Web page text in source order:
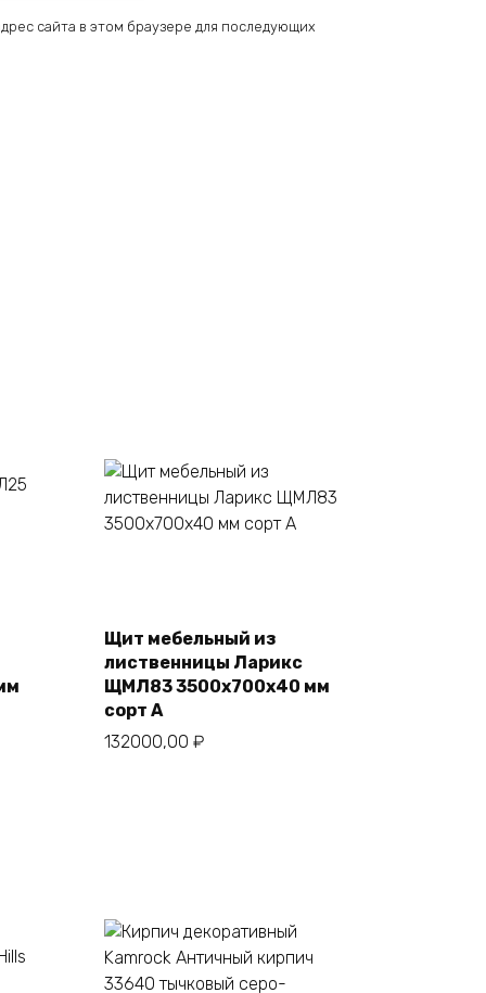
сайта в этом браузере для последующих
Щит мебельный из
лиственницы Ларикс
ЩМЛ83 3500х700х40 мм
сорт А
132000,00 ₽